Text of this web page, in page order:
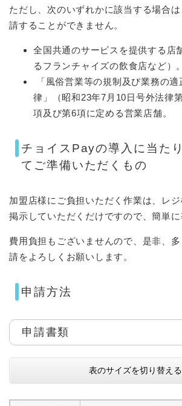
ただし、次のいずれかに該当する場合
請することができません。
全国共通のサービスを提供する店
るフランチャイズの飲食店など）。
「風俗営業等の規制及び業務の
律」（昭和23年7月10日号外法律
項及び第6項に定める営業店舗。
チョイスPayの導入に当た
てご準備いただくもの
加盟店様にご負担いただく作業は、レ
掲示していただくだけですので、簡単に
費用負担もございませんので、是非、
請をよろしくお願いします。
申請方法
申請書類
表のサイズを切り替える